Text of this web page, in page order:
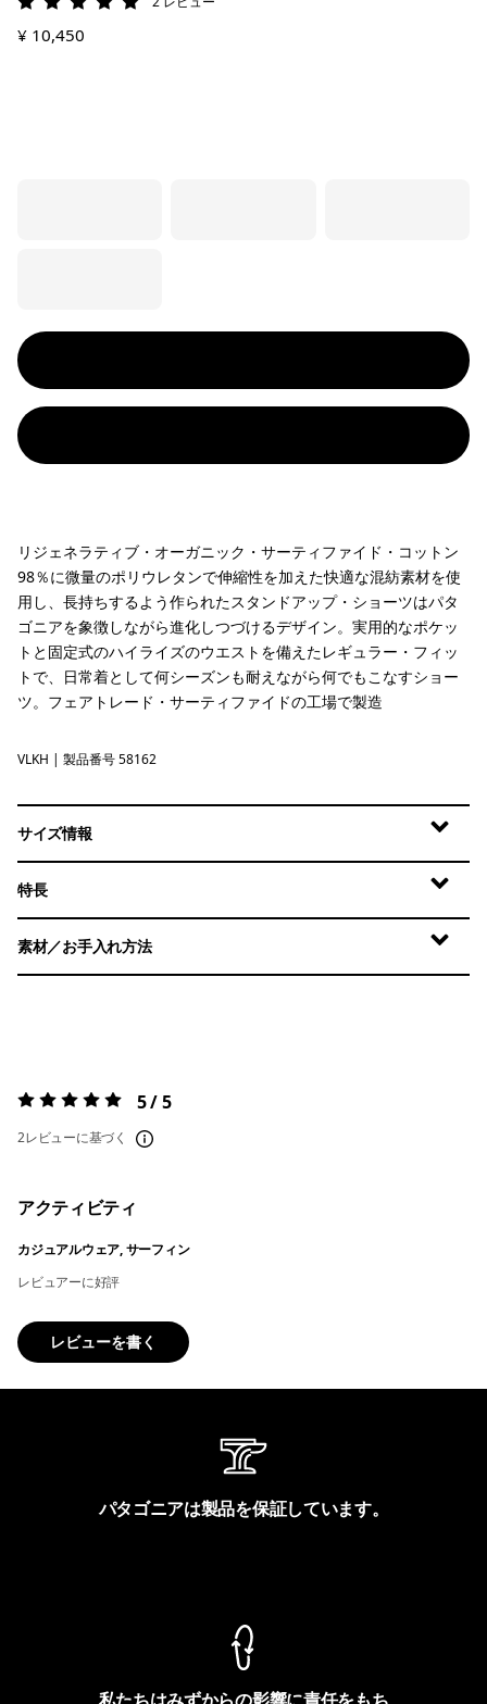
評価: 5 / 5
¥ 10,450
リジェネラティブ・オーガニック・サーティファイド・コットン
98％に微量のポリウレタンで伸縮性を加えた快適な混紡素材を使
用し、長持ちするよう作られたスタンドアップ・ショーツはパタ
ゴニアを象徴しながら進化しつづけるデザイン。実用的なポケッ
トと固定式のハイライズのウエストを備えたレギュラー・フィッ
トで、日常着として何シーズンも耐えながら何でもこなすショー
ツ。フェアトレード・サーティファイドの工場で製造
Valley Khaki
VLKH | 製品番号 58162
サイズ情報
特長
素材／お手入れ方法
評価:5 / 5 5 / 5
2レビューに基づく
アクティビティ
カジュアルウェア, サーフィン
レビュアーに好評
レビューを書く
パタゴニアは製品を保証しています。